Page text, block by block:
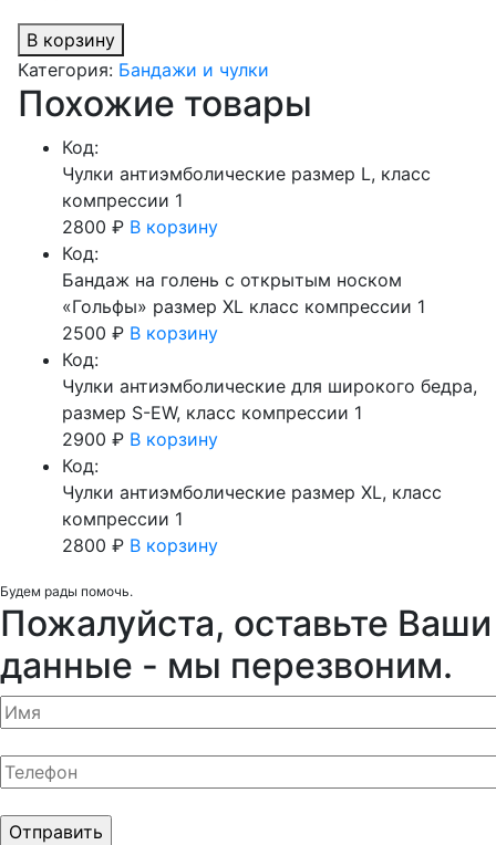
В корзину
Категория: Бандажи и чулки
Похожие товары
Код:
Чулки антиэмболические размер L, класс
компрессии 1
2800 ₽ В корзину
Код:
Бандаж на голень с открытым носком
«Гольфы» размер XL класс компрессии 1
2500 ₽ В корзину
Код:
Чулки антиэмболические для широкого бедра,
размер S-EW, класс компрессии 1
2900 ₽ В корзину
Код:
Чулки антиэмболические размер XL, класс
компрессии 1
2800 ₽ В корзину
Будем рады помочь.
Пожалуйста, оставьте Ваши
данные - мы перезвоним.